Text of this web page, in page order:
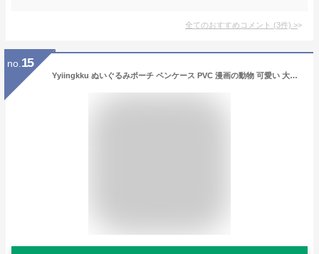
全てのおすすめコメント (3件) >
no. 15
Yyiingkku ぬいぐるみポーチ ペンケース PVC 漫画の動物 可愛い 大容量 韓国 ins もこもこ ペンポーチ 筆箱 学生文房具バッグ 文具ケース 小銭入れ 文房具 収納袋 ファッション 軽量 便利 人気 ギフト 小学生 中学生 女の子 男の子 (ピンク)